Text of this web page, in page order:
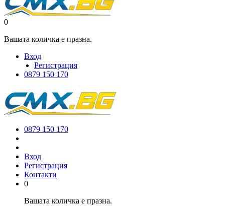
0
Вашата количка е празна.
Вход
Регистрация
0879 150 170
0879 150 170
Вход
Регистрация
Контакти
0
Вашата количка е празна.